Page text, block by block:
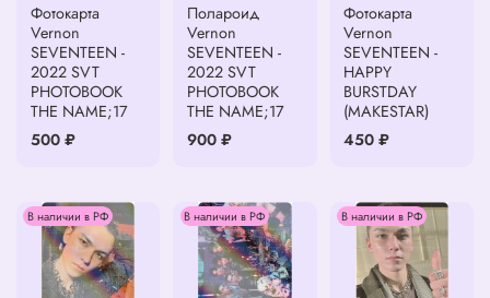
Фотокарта
Vernon
SEVENTEEN -
2022 SVT
PHOTOBOOK
THE NAME;17
500 ₽
Полароид
Vernon
SEVENTEEN -
2022 SVT
PHOTOBOOK
THE NAME;17
900 ₽
Фотокарта
Vernon
SEVENTEEN -
HAPPY
BURSTDAY
(MAKESTAR)
450 ₽
В наличии в РФ В наличии в РФ В наличии в РФ